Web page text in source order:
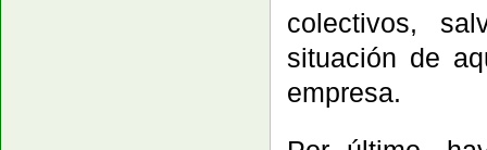
colectivos,
situación de
empresa.